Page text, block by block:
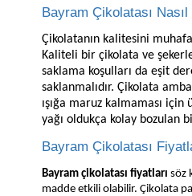
Bayram Çikolatası Nasıl
Çikolatanın kalitesini
Kaliteli bir çikolata ve
saklama koşulları da eşit
saklanmalıdır. Çikolata
ışığa maruz kalmaması
yağı oldukça kolay bozulan
Bayram Çikolatası
Bayram çikolatası fiyatları söz
madde etkili olabilir. Çikolata